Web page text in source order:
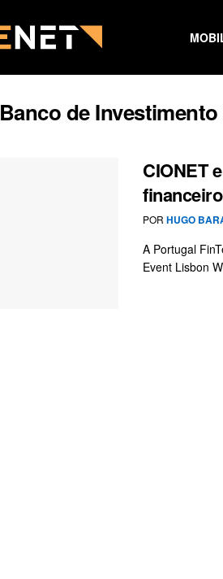
Banco de
CIONET
POR HUGO
A Portugal
Event Lisbon